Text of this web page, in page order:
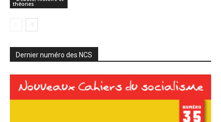
théories
Dernier numéro des NCS